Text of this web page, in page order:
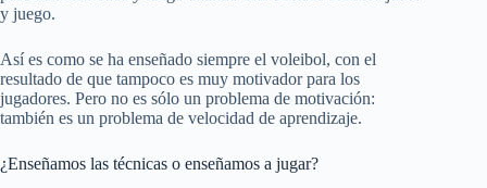
y juego.
Así es como se ha enseñado siempre el voleibol, con el
resultado de que tampoco es muy motivador para los
jugadores. Pero no es sólo un problema de motivación:
también es un problema de velocidad de aprendizaje.
¿Enseñamos las técnicas o enseñamos a jugar?